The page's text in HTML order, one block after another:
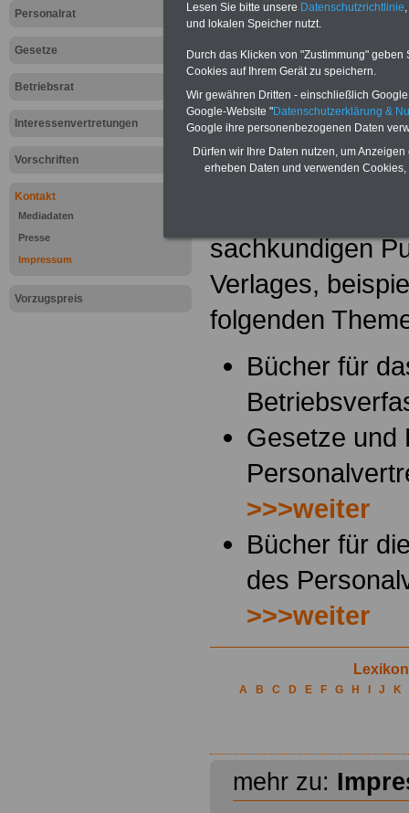
Personalrat
Gesetze
Betriebsrat
Interessenvertretungen
Vorschriften
Kontakt
Mediadaten
Presse
Impressum
Vorzugspreis
kompetente
ist es für jeden
unabdingbar
Laufenden und
Unsere
sachkundigen
Verlages,
folgenden
Bücher für
Gesetze und
>>>weiter
Bücher für
des
>>>weiter
A B C D E F G H J K
mehr zu:
Lesen Sie bitte unsere Datenschutzrichtlinie
und lokalen Speicher nutzt.
Durch das Klicken von "Zustimmung"
Cookies auf Ihrem Gerät zu speichern.
Wir gewähren Dritten - einschließlich
Google-Website "Datenschutzerklärung &
Google ihre personenbezogenen Daten
Dürfen wir Ihre Daten nutzen, um
erheben Daten und verwenden